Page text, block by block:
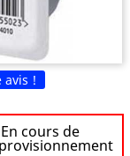
avis !
En cours de